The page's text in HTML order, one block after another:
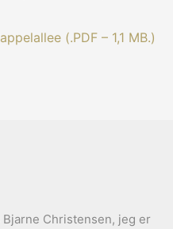
(.PDF – 1,1 MB.)
Bjarne Christensen, jeg er